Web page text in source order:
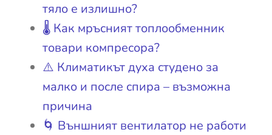
тяло е излишно?
🌡️ Как мръсният топлообменник
товари компресора?
⚠️ Климатикът духа студено за
малко и после спира – възможна
причина
🌀 Външният вентилатор не работи